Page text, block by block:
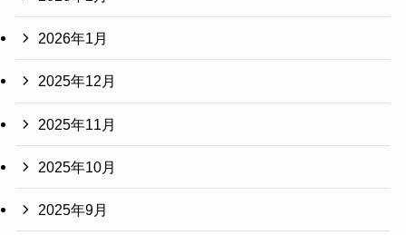
2026年1月
2025年12月
2025年11月
2025年10月
2025年9月